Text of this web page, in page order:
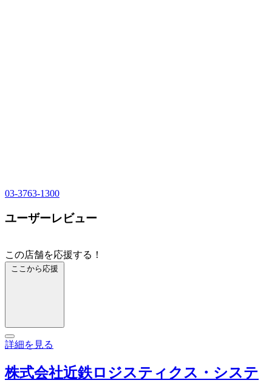
03-3763-1300
ユーザーレビュー
この店舗を応援する！
ここから応援
詳細を見る
株式会社近鉄ロジスティクス・システ